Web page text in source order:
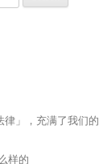
律」，充满了我们的
样的